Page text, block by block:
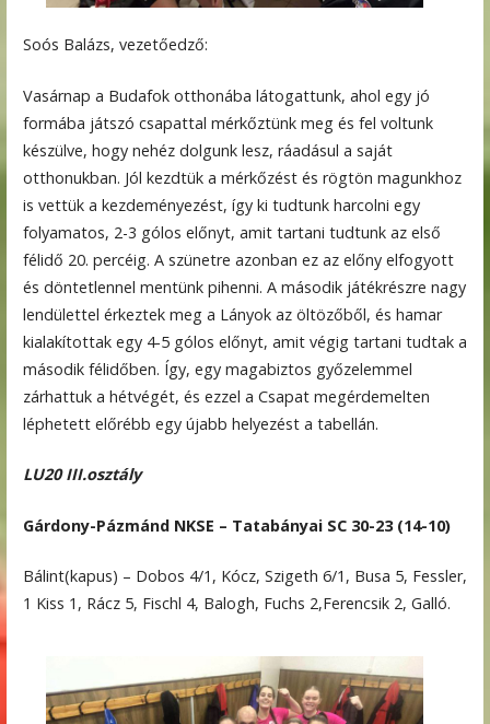
Soós Balázs, vezetőedző:
Vasárnap a Budafok otthonába látogattunk, ahol egy jó
formába játszó csapattal mérkőztünk meg és fel voltunk
készülve, hogy nehéz dolgunk lesz, ráadásul a saját
otthonukban. Jól kezdtük a mérkőzést és rögtön magunkhoz
is vettük a kezdeményezést, így ki tudtunk harcolni egy
folyamatos, 2-3 gólos előnyt, amit tartani tudtunk az első
félidő 20. percéig. A szünetre azonban ez az előny elfogyott
és döntetlennel mentünk pihenni. A második játékrészre nagy
lendülettel érkeztek meg a Lányok az öltözőből, és hamar
kialakítottak egy 4-5 gólos előnyt, amit végig tartani tudtak a
második félidőben. Így, egy magabiztos győzelemmel
zárhattuk a hétvégét, és ezzel a Csapat megérdemelten
léphetett előrébb egy újabb helyezést a tabellán.
LU20 III.osztály
Gárdony-Pázmánd NKSE – Tatabányai SC 30-23 (14-10)
Bálint(kapus) – Dobos 4/1, Kócz, Szigeth 6/1, Busa 5, Fessler,
1 Kiss 1, Rácz 5, Fischl 4, Balogh, Fuchs 2,Ferencsik 2, Galló.